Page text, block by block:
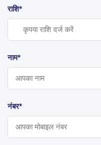
राशि*
नाम*
नंबर*